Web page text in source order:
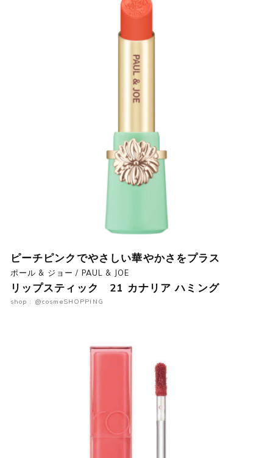
ピーチピンクでやさしい華やかさをプラス
ポール & ジョー / PAUL & JOE
リップスティック 21 カナリア ハミング
shop : @cosmeSHOPPING